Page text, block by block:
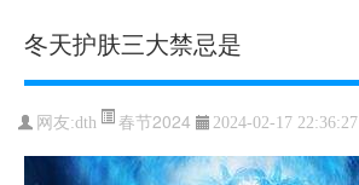
冬天护肤三大禁忌是
网友:dth 春节2024 2024-02-17 22:36:27